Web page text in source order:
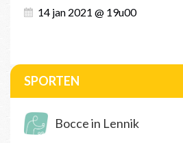
14 jan 2021 @ 19u00
SPORTEN
Bocce in Lennik